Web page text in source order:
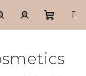
PřihlášeníNákupní
košík